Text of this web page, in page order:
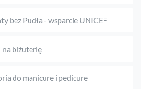
bez Pudła - wsparcie UNICEF
na biżuterię
do manicure i pedicure